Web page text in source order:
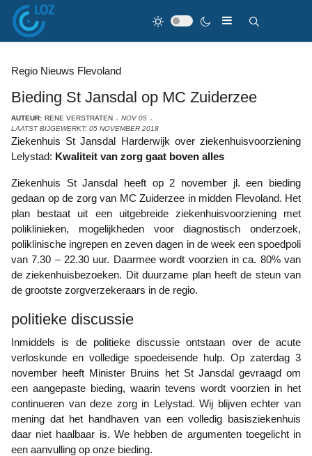
Regio Nieuws Flevoland
Bieding St Jansdal op MC Zuiderzee
AUTEUR: RENE VERSTRATEN
NOV 05
LAATST BIJGEWERKT: 05 NOVEMBER 2018
Ziekenhuis St Jansdal Harderwijk over ziekenhuisvoorziening
Lelystad: Kwaliteit van zorg gaat boven alles
Ziekenhuis St Jansdal heeft op 2 november jl. een bieding
gedaan op de zorg van MC Zuiderzee in midden Flevoland. Het
plan bestaat uit een uitgebreide ziekenhuisvoorziening met
poliklinieken, mogelijkheden voor diagnostisch onderzoek,
poliklinische ingrepen en zeven dagen in de week een spoedpoli
van 7.30 – 22.30 uur. Daarmee wordt voorzien in ca. 80% van
de ziekenhuisbezoeken. Dit duurzame plan heeft de steun van
de grootste zorgverzekeraars in de regio.
politieke discussie
Inmiddels is de politieke discussie ontstaan over de acute
verloskunde en volledige spoedeisende hulp. Op zaterdag 3
november heeft Minister Bruins het St Jansdal gevraagd om
een aangepaste bieding, waarin tevens wordt voorzien in het
continueren van deze zorg in Lelystad. Wij blijven echter van
mening dat het handhaven van een volledig basisziekenhuis
daar niet haalbaar is. We hebben de argumenten toegelicht in
een aanvulling op onze bieding.